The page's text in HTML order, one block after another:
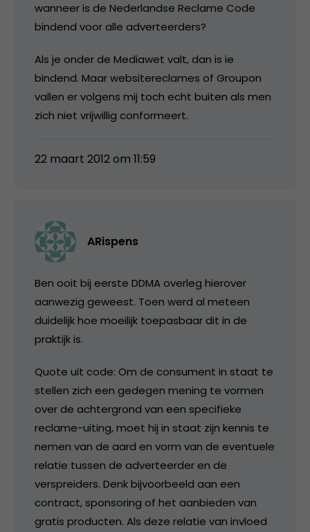
wanneer is de Nederlandse Reclame Code
bindend voor alle adverteerders?
Als je onder de Mediawet valt, dan is ie
bindend. Maar websitereclames of Groupon
vallen er volgens mij toch echt buiten als men
zich niet vrijwillig conformeert.
22 maart 2012 om 11:59
ARispens
Ben ooit bij eerste DDMA overleg hierover
aanwezig geweest. Toen werd al meteen
duidelijk hoe moeilijk toepasbaar dit in de
praktijk is.
Quote uit code: Om de consument in staat te
stellen zich een gedegen mening te vormen
over de achtergrond van een specifieke
reclame-uiting, moet hij in staat zijn kennis te
nemen van de aard en vorm van de eventuele
relatie tussen de adverteerder en de
verspreiders. Denk bijvoorbeeld aan een
contract, sponsoring of het aanbieden van
gratis producten. Als deze relatie van invloed